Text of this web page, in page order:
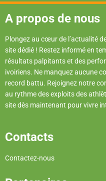
A propos de nous
Plongez au cœur de l’actualité
site dédié ! Restez informé en
résultats palpitants et des
ivoiriens. Ne manquez aucune
record battu. Rejoignez notre
au rythme des exploits des
site dès maintenant pour vivre
Contacts
Contactez-nous